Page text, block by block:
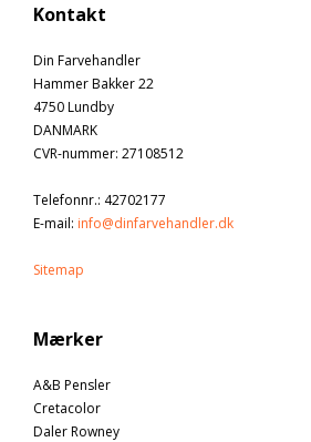
Kontakt
Din Farvehandler
Hammer Bakker 22
4750 Lundby
DANMARK
CVR-nummer: 27108512
Telefonnr.: 42702177
E-mail: info@dinfarvehandler.dk
Sitemap
Mærker
A&B Pensler
Cretacolor
Daler Rowney